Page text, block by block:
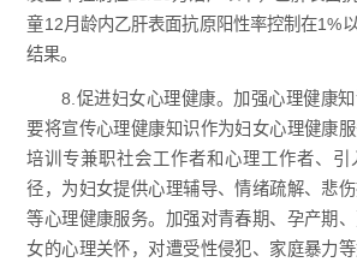
童12月龄内乙肝表面抗原阳性率控制在1%
结果。
8.促进妇女心理健康。加强心理健康知
要将宣传心理健康知识作为妇女心理健康
培训专兼职社会工作者和心理工作者、引
径，为妇女提供心理辅导、情绪疏解、悲
等心理健康服务。加强对青春期、孕产期
女的心理关怀，对遭受性侵犯、家庭暴力